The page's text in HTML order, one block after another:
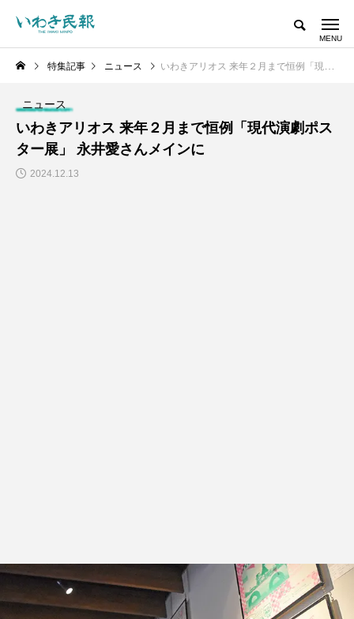
特集記事 ニュース いわきアリオス 来年２月まで恒例「現代演劇ポスター展」 永井愛さんメインに
ニュース
いわきアリオス 来年２月まで恒例「現代演劇ポス
ター展」 永井愛さんメインに
2024.12.13